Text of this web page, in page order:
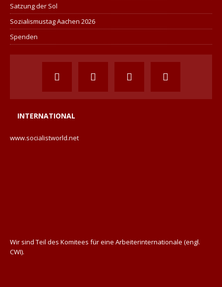
Satzung der Sol
Sozialismustag Aachen 2026
Spenden
INTERNATIONAL
www.socialistworld.net
Wir sind Teil des Komitees für eine Arbeiterinternationale (engl.
CWI).